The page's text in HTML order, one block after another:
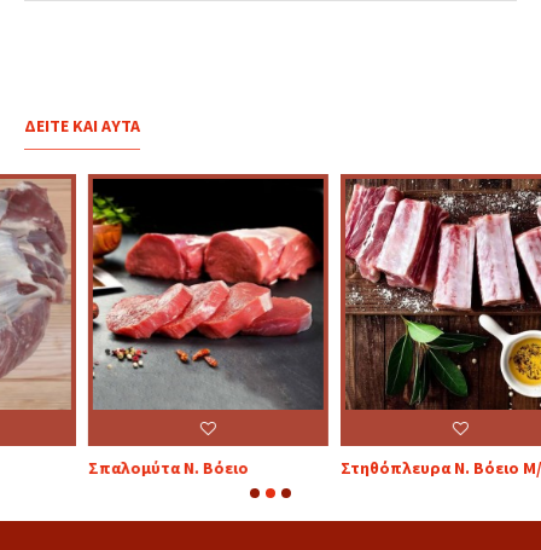
ΔΕΊΤΕ ΚΑΙ ΑΥΤΆ
Σπαλομύτα Ν. Βόειο Στηθόπλευρα Ν. Βόειο Μ/Ο